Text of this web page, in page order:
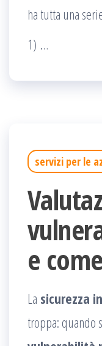
ha tutta una
1) …
servizi per le
e
La sicurezza
troppa: quando